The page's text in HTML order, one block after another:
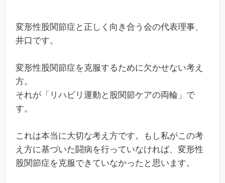
変形性股関節症と正しく向き合う会の代表理事、
井口です。
変形性股関節症を克服するために欠かせない考え
方。
それが「リハビリ運動と股関節ケアの両輪」で
す。
これは本当に大切な考え方です。もし私がこの考
え方に基づいた闘病を行っていなければ、変形性
股関節症を克服できていなかったと思います。